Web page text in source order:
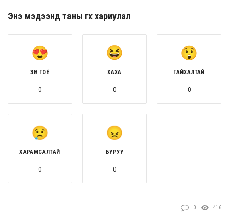
Энэ мэдээнд таны өгөх хариулал
ЗӨВ ГОЁ
0
ХАХА
0
ГАЙХАЛТАЙ
0
ХАРАМСАЛТАЙ
0
БУРУУ
0
0 416